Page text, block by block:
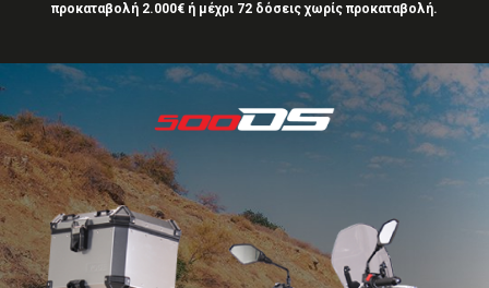
προκαταβολή 2.000€ ή μέχρι 72 δόσεις χωρίς προκαταβολή.